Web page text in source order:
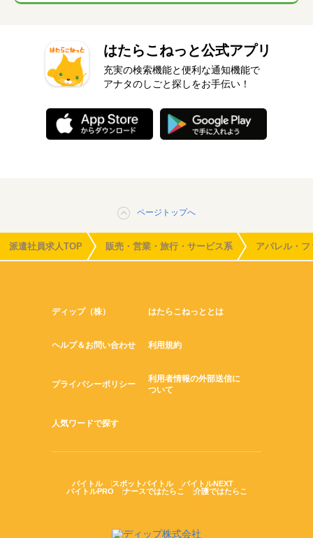
はたらこねっと公式アプリ
充実の検索機能と便利な通知機能で
アナタのしごと探しをお手伝い！
ページトップへ
派遣社員求人TOP 販売・営業・旅行・サービス系 アパレル・
ディップ（株） はたらこねっととは
ヘルプ＆お問い合わせ 利用規約
プライバシーポリシー
利用者情報の外部送信に
ついて
人気ワードで探す
バイトル スポットバイトル
バイトルNEXT
バイトルPRO
ナースではたらこ 介護ではたらこ